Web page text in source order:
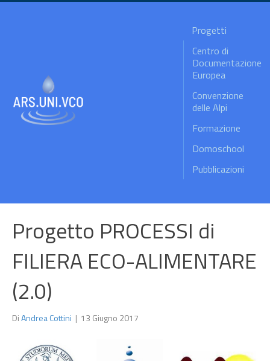
Progetti
Centro di
Documentazione
Europea
Convenzione
delle Alpi
Formazione
Domoschool
Pubblicazioni
Progetto PROCESSI di
FILIERA ECO-ALIMENTARE
(2.0)
DiAndrea Cottini | 13 Giugno 2017